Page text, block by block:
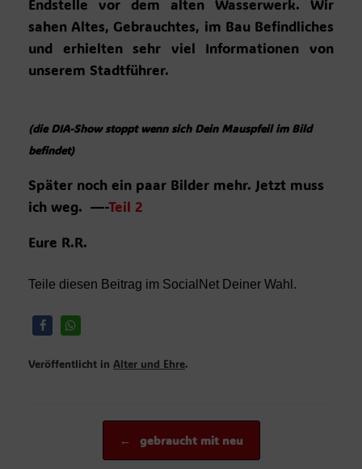
Endstelle vor dem alten Wasserwerk. Wir
sahen Altes, Gebrauchtes, im Bau Befindliches
und erhielten sehr viel Informationen von
unserem Stadtführer.
(die DIA-Show stoppt wenn sich Dein Mauspfeil im Bild
befindet)
Später noch ein paar Bilder mehr. Jetzt muss
ich weg. —-Teil 2
Eure R.R.
Teile diesen Beitrag im SocialNet Deiner Wahl.
Veröffentlicht in Alter und Ehre.
← gebraucht mit neu